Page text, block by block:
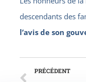
descendants des
l’avis de son
PRÉCÉDENT